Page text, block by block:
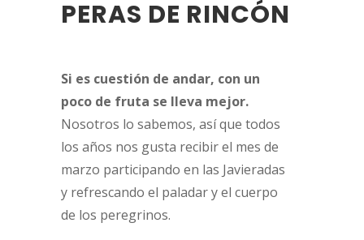
PERAS DE RINCÓN
Si es cuestión de andar, con un
poco de fruta se lleva mejor.
Nosotros lo sabemos, así que todos
los años nos gusta recibir el mes de
marzo participando en las Javieradas
y refrescando el paladar y el cuerpo
de los peregrinos.